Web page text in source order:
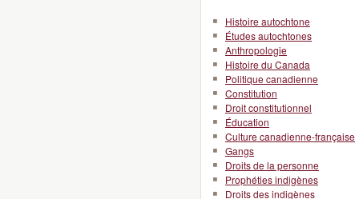
Histoire autochtone
Études autochtones
Anthropologie
Histoire du Canada
Politique canadienne
Constitution
Droit constitutionnel
Éducation
Culture canadienne-française
Gangs
Droits de la personne
Prophéties indigènes
Droits des indigènes